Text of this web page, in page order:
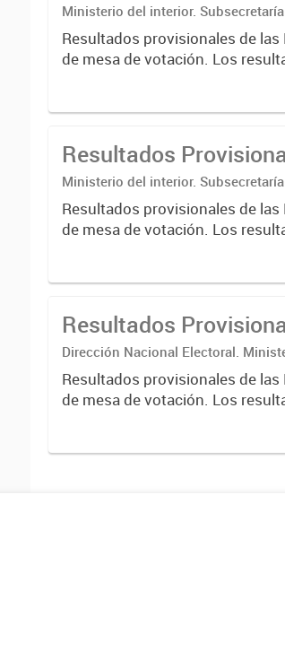
Ministerio del interior.
Nacional Electoral
Resultados provisionales de
de mesa de votación. Los
Resultados
Ministerio del interior.
Nacional Electoral
Resultados provisionales de
de mesa de votación. Los
Resultados
Dirección Nacional Electoral.
Resultados provisionales de
de mesa de votación. Los